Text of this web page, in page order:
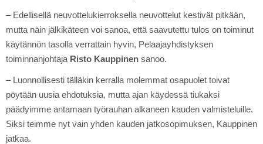
– Edellisellä neuvottelukierroksella neuvottelut kestivät pitkään,
mutta näin jälkikäteen voi sanoa, että saavutettu tulos on toiminut
käytännön tasolla verrattain hyvin, Pelaajayhdistyksen
toiminnanjohtaja Risto Kauppinen sanoo.
– Luonnollisesti tälläkin kerralla molemmat osapuolet toivat
pöytään uusia ehdotuksia, mutta ajan käydessä tiukaksi
päädyimme antamaan työrauhan alkaneen kauden valmisteluille.
Siksi teimme nyt vain yhden kauden jatkosopimuksen, Kauppinen
jatkaa.